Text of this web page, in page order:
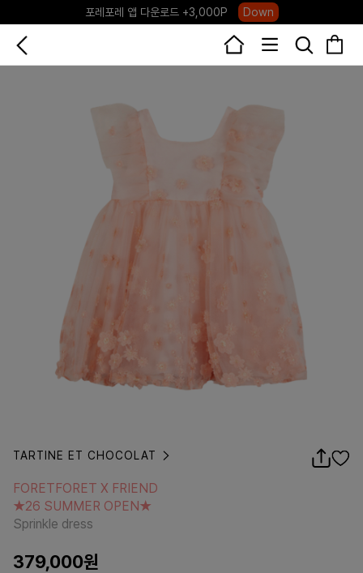
포레포레 앱 다운로드 +3,000P
Down
하우스오브캐러셀, 국내단독 프리오더(~8/10) Click
TARTINE ET CHOCOLAT
★26 SUMMER OPEN★
Sprinkle dress
FORETFORET X FRIEND
★26 SUMMER OPEN★
Sprinkle dress
379,000원